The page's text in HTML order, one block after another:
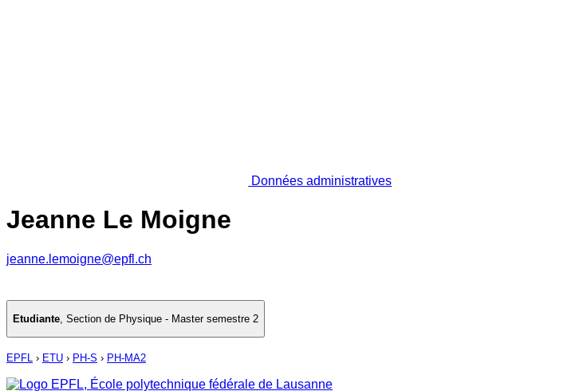
Données administratives
Jeanne Le Moigne
jeanne.lemoigne@epfl.ch
Etudiante, Section de Physique - Master semestre 2
EPFL › ETU › PH-S › PH-MA2